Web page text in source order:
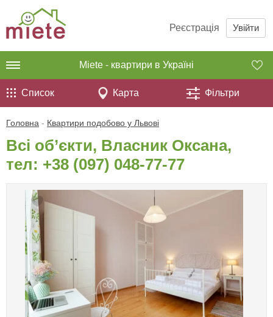
Реєстрація Увійти
Miete - квартири в Україні
Список Карта Фільтри
Головна - Квартири подобово у Львові
Всі об’єкти, Власник Оксана,
тел: +38 (097) 048-77-77